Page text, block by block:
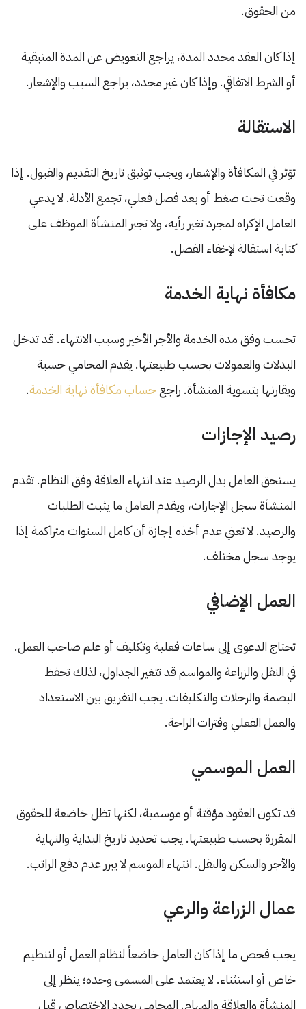
من الحقوق.
إذا كان العقد محدد المدة، يراجع التعويض عن المدة المتبقية
أو الشرط الاتفاقي. وإذا كان غير محدد، يراجع السبب والإشعار.
الاستقالة
تؤثر في المكافأة والإشعار، ويجب توثيق تاريخ التقديم والقبول. إذا
وقعت تحت ضغط أو بعد فصل فعلي، تجمع الأدلة. لا يدعي
العامل الإكراه لمجرد تغير رأيه، ولا تجبر المنشأة الموظف على
كتابة استقالة لإخفاء الفصل.
مكافأة نهاية الخدمة
تحسب وفق مدة الخدمة والأجر الأخير وسبب الانتهاء. قد تدخل
البدلات والعمولات بحسب طبيعتها. يقدم المحامي حسبة
ويقارنها بتسوية المنشأة. راجعحساب مكافأة نهاية الخدمة.
رصيد الإجازات
يستحق العامل بدل الرصيد عند انتهاء العلاقة وفق النظام. تقدم
المنشأة سجل الإجازات، ويقدم العامل ما يثبت الطلبات
والرصيد. لا تعني عدم أخذه إجازة أن كامل السنوات متراكمة إذا
يوجد سجل مختلف.
العمل الإضافي
تحتاج الدعوى إلى ساعات فعلية وتكليف أو علم صاحب العمل.
في النقل والزراعة والمواسم قد تتغير الجداول، لذلك تحفظ
البصمة والرحلات والتكليفات. يجب التفريق بين الاستعداد
والعمل الفعلي وفترات الراحة.
العمل الموسمي
قد تكون العقود مؤقتة أو موسمية، لكنها تظل خاضعة للحقوق
المقررة بحسب طبيعتها. يجب تحديد تاريخ البداية والنهاية
والأجر والسكن والنقل. انتهاء الموسم لا يبرر عدم دفع الراتب.
عمال الزراعة والرعي
يجب فحص ما إذا كان العامل خاضعاً لنظام العمل أو لتنظيم
خاص أو استثناء. لا يعتمد على المسمى وحده؛ ينظر إلى
المنشأة والعلاقة والمهام. المحامي يحدد الاختصاص قبل